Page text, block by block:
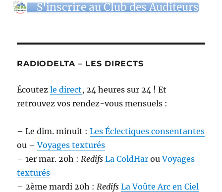
S'inscrire au Club des Auditeurs
RADIODELTA – LES DIRECTS
Écoutezle direct, 24 heures sur 24 ! Et
retrouvez vos rendez-vous mensuels :
– Le dim. minuit :Les Éclectiques consentantes
ou –Voyages texturés
– 1er mar. 20h : Redifs La ColdHar ouVoyages
texturés
– 2ème mardi 20h : Redifs La Voûte Arc en Ciel